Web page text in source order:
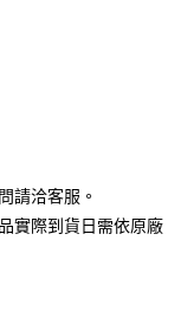
動跳轉到大哥付的交易
止日，確認付款後即完
確認頁面所載為準。
通過，訂單將自動取
請洽客服。
實際到貨日需依原廠